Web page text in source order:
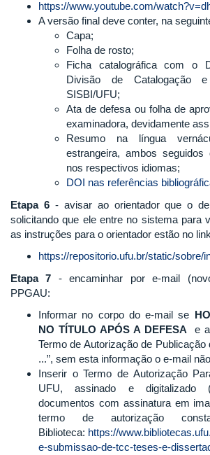
https://www.youtube.com/
​A versão final deve conter, na
Capa;
Folha de rosto;
Ficha catalográfica com o
Divisão de Catalogação
SISBI/UFU;
Ata de defesa ou folha de
examinadora, devidamente
Resumo na língua
estrangeira, ambos seguidos
nos respectivos idiomas;
DOI nas referências
Etapa 6- avisar ao orientador que o
solicitando que ele entre no sistema para
as instruções para o orientador estão no
https://repositorio.ufu.br/static/sobre/
Etapa 7 - encaminhar por e-mail
PPGAU:
Informar no corpo do e-mail se
NO TÍTULO APÓS A DEFESA e a
Termo de Autorização de Publicação
...”, sem esta informação o e-mail
Inserir o Termo de Autorização
UFU, assinado e digitalizado
documentos com assinatura em
termo de autorização
Biblioteca: https://
e-submissao-de-tcc-teses-e-